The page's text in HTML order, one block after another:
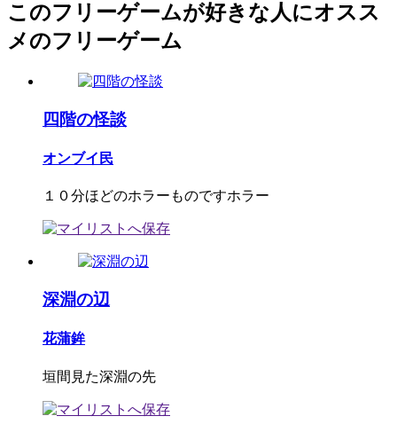
このフリーゲームが好きな人にオスス
メのフリーゲーム
四階の怪談
オンブイ民
１０分ほどのホラーものですホラー
深淵の辺
花蒲鉾
垣間見た深淵の先